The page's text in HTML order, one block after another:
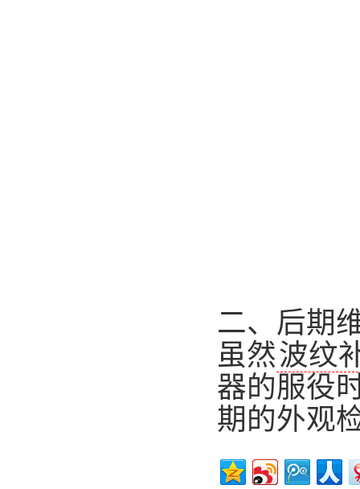
二、后期
虽然波纹
器的服役
期的外观